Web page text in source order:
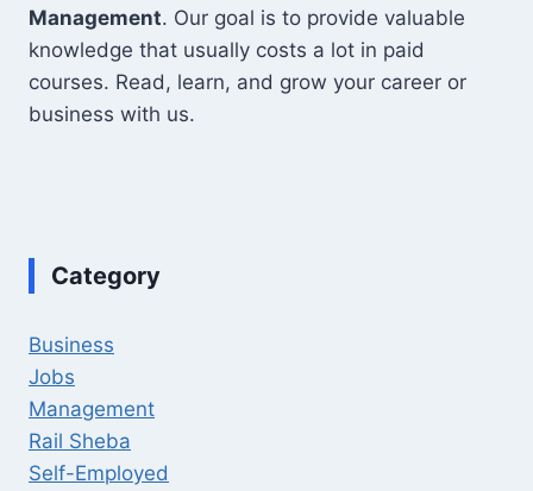
Management. Our goal is to provide valuable
knowledge that usually costs a lot in paid
courses. Read, learn, and grow your career or
business with us.
Category
Business
Jobs
Management
Rail Sheba
Self-Employed